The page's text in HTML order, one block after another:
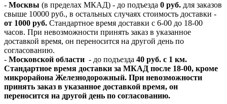
- Москвы (в пределах МКАД) - до подъезда 0 руб. для заказов
свыше 10000 руб., в остальных случаях стоимость доставки -
от 1000 руб. Стандартное время доставки с 6-00 до 18-00
часов. При невозможности принять заказ в указанное
доставкой время, он переносится на другой день по
согласованию.
- Московской области - до подъезда 40 руб. с 1 км.
Стандартное время доставки за МКАД после 18-00, кроме
микрорайона Железнодорожный. При невозможности
принять заказ в указанное доставкой время, он
переносится на другой день по согласованию.